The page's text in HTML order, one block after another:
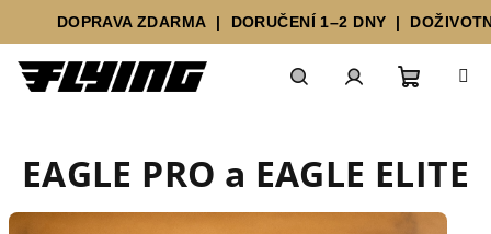
Prejsť
košík
EAGLE PRO a EAGLE ELITE
DOPRAVA ZDARMA | DORUČENÍ 1–2 DNY | DOŽIVOTNÍ